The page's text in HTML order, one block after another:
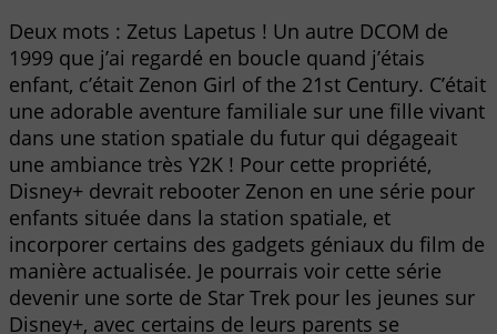
Deux mots : Zetus Lapetus ! Un autre DCOM de
1999 que j’ai regardé en boucle quand j’étais
enfant, c’était Zenon Girl of the 21st Century. C’était
une adorable aventure familiale sur une fille vivant
dans une station spatiale du futur qui dégageait
une ambiance très Y2K ! Pour cette propriété,
Disney+ devrait rebooter Zenon en une série pour
enfants située dans la station spatiale, et
incorporer certains des gadgets géniaux du film de
manière actualisée. Je pourrais voir cette série
devenir une sorte de Star Trek pour les jeunes sur
Disney+, avec certains de leurs parents se